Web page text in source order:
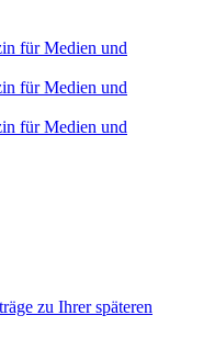
zu Ihrer späteren